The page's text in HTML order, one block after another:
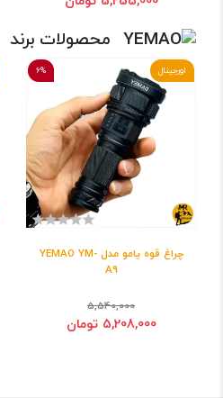
محصولات برند
6% اورجینال
چراغ قوه یامو مدل YEMAO YM-
A9
5,540,000
5,208,000 تومان